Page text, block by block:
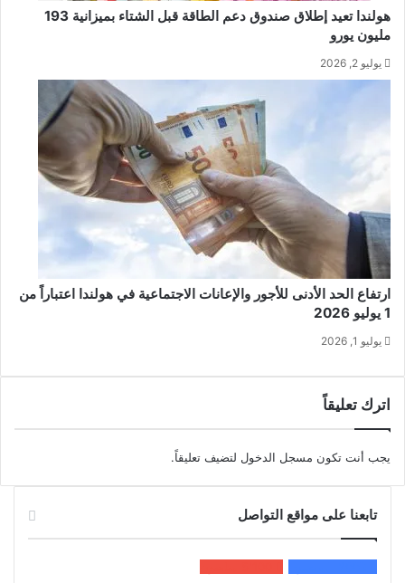
هولندا تعيد إطلاق صندوق دعم الطاقة قبل الشتاء بميزانية 193
مليون يورو
يوليو 2, 2026
ارتفاع الحد الأدنى للأجور والإعانات الاجتماعية في هولندا اعتباراً من
1 يوليو 2026
يوليو 1, 2026
اترك تعليقاً
يجب أنت تكون مسجل الدخول لتضيف تعليقاً.
تابعنا على مواقع التواصل